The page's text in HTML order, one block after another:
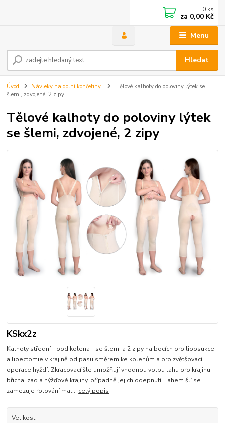
Menu
Hledat
0 ks
za 0,00 Kč
Úvod Návleky na dolní končetiny
Tělové kalhoty do poloviny lýtek se
šlemi, zdvojené, 2 zipy
Tělové kalhoty do poloviny lýtek
se šlemi, zdvojené, 2 zipy
KSkx2z
Kalhoty střední - pod kolena - se šlemi a 2 zipy na bocích pro liposukce
a lipectomie v krajině od pasu směrem ke kolenům a pro zvětšovací
operace hyždí. Zkracovací šle umožňují vhodnou volbu tahu pro krajinu
břicha, zad a hýžďové krajiny, případně jejich odepnutí. Tahem šlí se
zamezuje rolování mat... celý popis
Velikost